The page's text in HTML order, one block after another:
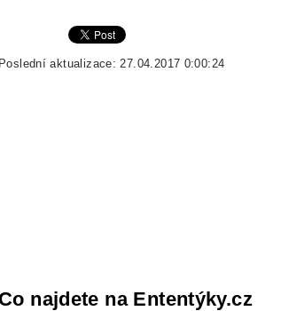
Poslední aktualizace: 27.04.2017 0:00:24
Co najdete na Ententýky.cz